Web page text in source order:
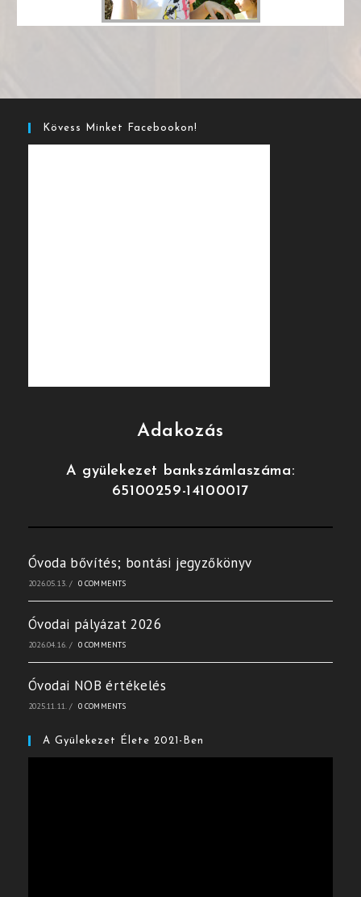
Kövess Minket Facebookon!
Adakozás
A gyülekezet bankszámlaszáma:
65100259-14100017
Óvoda bővítés; bontási jegyzőkönyv
2026.05.13. / 0 COMMENTS
Óvodai pályázat 2026
2026.04.16. / 0 COMMENTS
Óvodai NOB értékelés
2025.11.11. / 0 COMMENTS
A Gyülekezet Élete 2021-Ben